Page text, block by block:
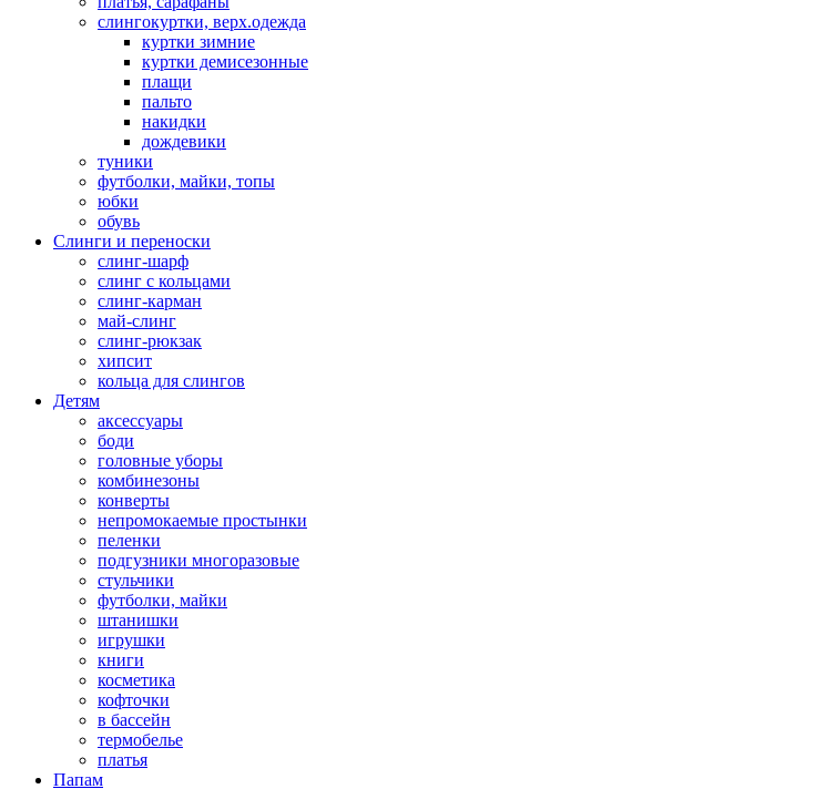
слингокуртки, верх.одежда
куртки зимние
куртки демисезонные
плащи
пальто
накидки
дождевики
туники
футболки, майки, топы
юбки
обувь
Слинги и переноски
слинг-шарф
слинг с кольцами
слинг-карман
май-слинг
слинг-рюкзак
хипсит
кольца для слингов
Детям
аксессуары
боди
головные уборы
комбинезоны
конверты
непромокаемые простынки
пеленки
подгузники многоразовые
стульчики
футболки, майки
штанишки
игрушки
книги
косметика
кофточки
в бассейн
термобелье
платья
Папам